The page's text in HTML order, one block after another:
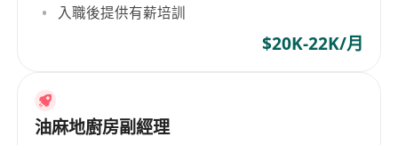
入職後提供有薪培訓
$20K-22K/月
油麻地廚房副經理